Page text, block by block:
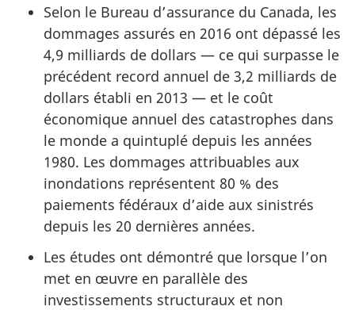
Selon le Bureau d’assurance du Canada, les
dommages assurés en 2016 ont dépassé les
4,9 milliards de dollars — ce qui surpasse le
précédent record annuel de 3,2 milliards de
dollars établi en 2013 — et le coût
économique annuel des catastrophes dans
le monde a quintuplé depuis les années
1980. Les dommages attribuables aux
inondations représentent 80 % des
paiements fédéraux d’aide aux sinistrés
depuis les 20 dernières années.
Les études ont démontré que lorsque l’on
met en œuvre en parallèle des
investissements structuraux et non